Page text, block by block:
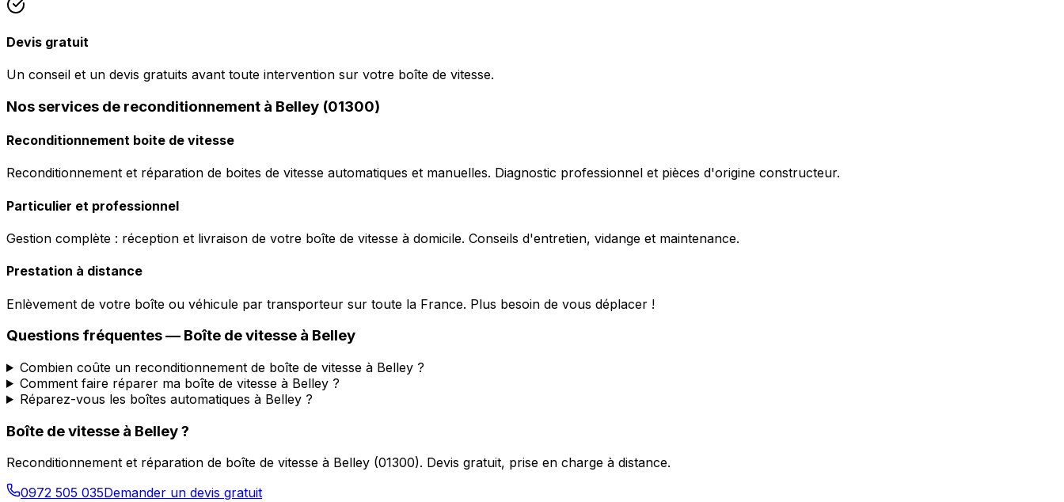
Devis gratuit
Un conseil et un devis gratuits avant toute intervention sur votre boîte de vitesse.
Nos services de reconditionnement à Belley (01300)
Reconditionnement boite de vitesse
Reconditionnement et réparation de boites de vitesse automatiques et manuelles. Diagnostic professionnel et pièces d'origine constructeur.
Particulier et professionnel
Gestion complète : réception et livraison de votre boîte de vitesse à domicile. Conseils d'entretien, vidange et maintenance.
Prestation à distance
Enlèvement de votre boîte ou véhicule par transporteur sur toute la France. Plus besoin de vous déplacer !
Questions fréquentes — Boîte de vitesse à Belley
Combien coûte un reconditionnement de boîte de vitesse à Belley ?
Comment faire réparer ma boîte de vitesse à Belley ?
Réparez-vous les boîtes automatiques à Belley ?
Boîte de vitesse à Belley?
Reconditionnement et réparation de boîte de vitesse à Belley (01300). Devis gratuit, prise en charge à distance.
0972 505 035Demander un devis gratuit